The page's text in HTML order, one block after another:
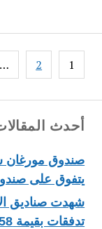
أحدث
صندوق مورغان
يتفوق على
شهدت صناديق
Posts
pagination
1
2
…